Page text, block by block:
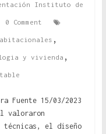
Instituto de
0 Comment
,
y vivienda ,
Fuente 15/03/2023
valoraron
técnicas, el diseño